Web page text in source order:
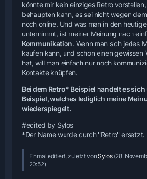
könnte mir kein einziges Retro
behaupten kann, es sei nicht wegen
noch online. Und was man in den
unternimmt, ist meiner Meinung nach
Kommunikation. Wenn man sich jedes
kaufen kann, und schon einen gewissen
hat, will man einfach nur noch
Kontakte knüpfen.
Bei dem Retro* Beispiel handelt es sich
Beispiel, welches lediglich meine
wiederspiegelt.
#edited by Sylos
*Der Name wurde durch ''Retro'' ersetzt.
Einmal editiert, zuletzt vonSylos(28.
20:52)